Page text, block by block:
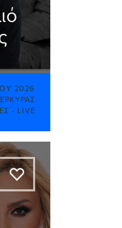
2026
- LIVE
A